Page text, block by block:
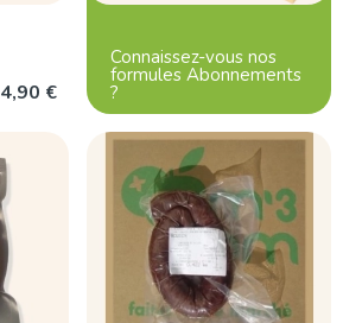
4,90 €
Connaissez-vous nos
formules Abonnements
?